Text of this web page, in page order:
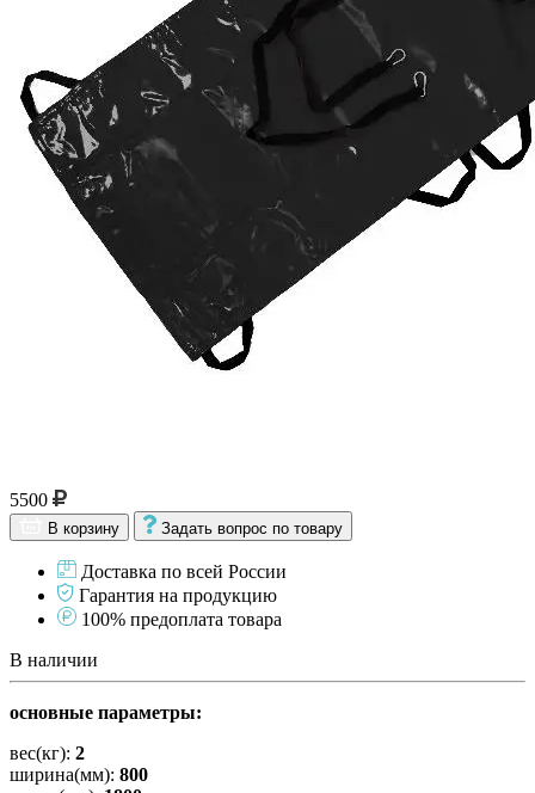
5500
В корзину Задать вопрос по товару
Доставка по всей России
Гарантия на продукцию
100% предоплата товара
В наличии
основные параметры:
вес(кг): 2
ширина(мм): 800